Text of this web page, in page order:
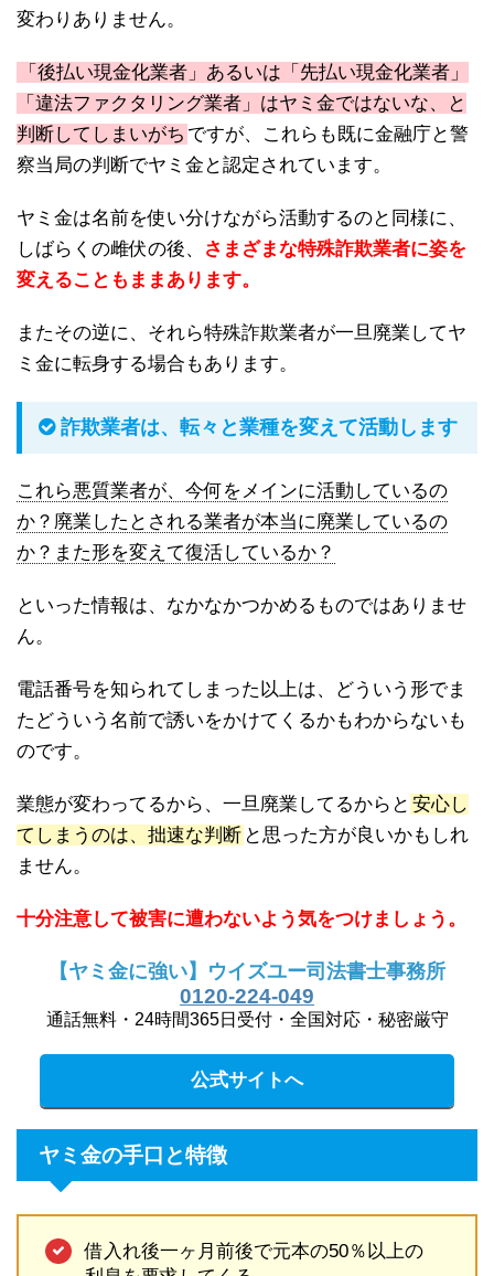
変わりありません。
「後払い現金化業者」あるいは「先払い現金化業者」
「違法ファクタリング業者」はヤミ金ではないな、と
判断してしまいがち ですが、これらも既に金融庁と警
察当局の判断でヤミ金と認定されています。
ヤミ金は名前を使い分けながら活動するのと同様に、
しばらくの雌伏の後、
さまざまな特殊詐欺業者に姿を
変えることもままあります。
またその逆に、それら特殊詐欺業者が一旦廃業してヤ
ミ金に転身する場合もあります。
詐欺業者は、転々と業種を変えて活動します
これら悪質業者が、今何をメインに活動しているの
か？廃業したとされる業者が本当に廃業しているの
か？また形を変えて復活しているか？
といった情報は、なかなかつかめるものではありませ
ん。
電話番号を知られてしまった以上は、どういう形でま
たどういう名前で誘いをかけてくるかもわからないも
のです。
業態が変わってるから、一旦廃業してるからと 安心し
てしまうのは、拙速な判断 と思った方が良いかもしれ
ません。
十分注意して被害に遭わないよう気をつけましょう。
【ヤミ金に強い】ウイズユー司法書士事務所
0120-224-049
通話無料・24時間365日受付・全国対応・秘密厳守
公式サイトへ
ヤミ金の手口と特徴
借入れ後一ヶ月前後で元本の50％以上の